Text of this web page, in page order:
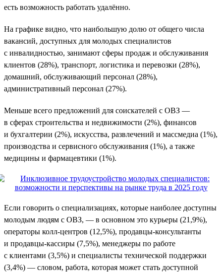
есть возможность работать удалённо.
На графике видно, что наибольшую долю от общего числа
вакансий, доступных для молодых специалистов
с инвалидностью, занимают сферы продаж и обслуживания
клиентов (28%), транспорт, логистика и перевозки (28%),
домашний, обслуживающий персонал (28%),
административный персонал (27%).
Меньше всего предложений для соискателей с ОВЗ —
в сферах строительства и недвижимости (2%), финансов
и бухгалтерии (2%), искусства, развлечений и массмедиа (1%),
производства и сервисного обслуживания (1%), а также
медицины и фармацевтики (1%).
Если говорить о специализациях, которые наиболее доступны
молодым людям с ОВЗ, — в основном это курьеры (21,9%),
операторы колл-центров (12,5%), продавцы-консультанты
и продавцы-кассиры (7,5%), менеджеры по работе
с клиентами (3,5%) и специалисты технической поддержки
(3,4%) — словом, работа, которая может стать доступной